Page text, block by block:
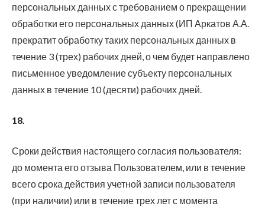
персональных данных с требованием о прекращении
обработки его персональных данных (ИП Аркатов А.А.
прекратит обработку таких персональных данных в
течение 3 (трех) рабочих дней, о чем будет направлено
письменное уведомление субъекту персональных
данных в течение 10 (десяти) рабочих дней.
18.
Сроки действия настоящего согласия пользователя:
до момента его отзыва Пользователем, или в течение
всего срока действия учетной записи пользователя
(при наличии) или в течение трех лет с момента